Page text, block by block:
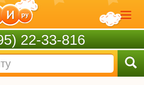
22-33-816